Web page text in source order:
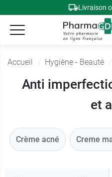
Livraison
Accueil Hygiène - Beauté
Anti
et
Crème acné Creme